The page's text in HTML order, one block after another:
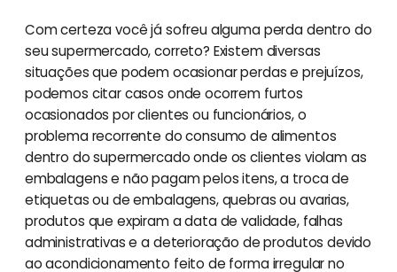
Com certeza você já sofreu alguma perda dentro do
seu supermercado, correto? Existem diversas
situações que podem ocasionar perdas e prejuízos,
podemos citar casos onde ocorrem furtos
ocasionados por clientes ou funcionários, o
problema recorrente do consumo de alimentos
dentro do supermercado onde os clientes violam as
embalagens e não pagam pelos itens, a troca de
etiquetas ou de embalagens, quebras ou avarias,
produtos que expiram a data de validade, falhas
administrativas e a deterioração de produtos devido
ao acondicionamento feito de forma irregular no